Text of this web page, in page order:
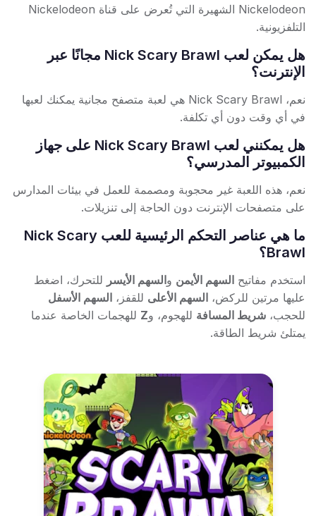
Nickelodeon الشهيرة التي تُعرض على قناة Nickelodeon
التلفزيونية.
هل يمكن لعب Nick Scary Brawl مجانًا عبر
الإنترنت؟
نعم، Nick Scary Brawl هي لعبة متصفح مجانية يمكنك لعبها
في أي وقت دون أي تكلفة.
هل يمكنني لعب Nick Scary Brawl على جهاز
الكمبيوتر المدرسي؟
نعم، هذه اللعبة غير محجوبة ومصممة للعمل في بيئات المدارس
على متصفحات الإنترنت دون الحاجة إلى تنزيلات.
ما هي عناصر التحكم الرئيسية للعب Nick Scary
Brawl؟
استخدم مفاتيح السهم الأيمن والسهم الأيسر للتحرك، اضغط
عليها مرتين للركض، السهم الأعلى للقفز، السهم الأسفل
للحجب، شريط المسافة للهجوم، وZ للهجمات الخاصة عندما
يمتلئ شريط الطاقة.